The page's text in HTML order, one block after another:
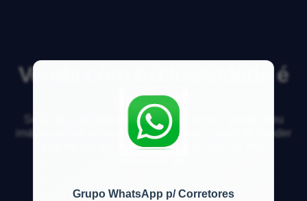
Grupo WhatsApp p/ Corretores
Venda com exclusividade é
melhor?
Se eu der exclusividade para um corretor vender meu
im&oacute;vel eu terei realmente mais chance de vender
pois ele vai dar mais import&acirc;ncia ao meu